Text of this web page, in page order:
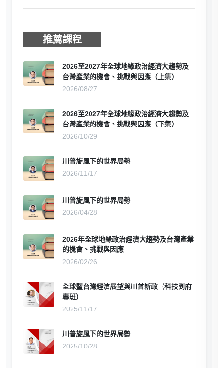
推薦課程
2026至2027年全球地緣政治經濟大趨勢及
台灣產業的機會、挑戰與因應（上集）
2026/08/27
2026至2027年全球地緣政治經濟大趨勢及
台灣產業的機會、挑戰與因應（下集）
2026/10/29
川普旋風下的世界局勢
2026/11/17
川普旋風下的世界局勢
2026/04/28
2026年全球地緣政治經濟大趨勢及台灣產業
的機會、挑戰與因應
2026/02/26
全球暨台灣經濟展望與川普新政（科技到府
專班）
2025/11/17
川普旋風下的世界局勢
2025/10/28